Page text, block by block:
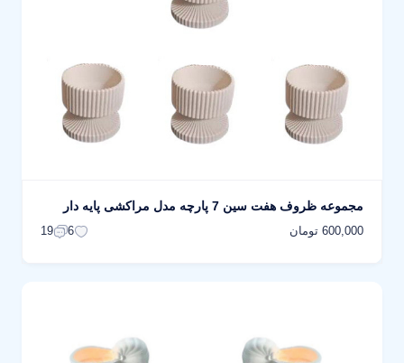
مجموعه ظروف هفت سین 7 پارچه مدل مراکشی پایه دار
600,000 تومان 6
19